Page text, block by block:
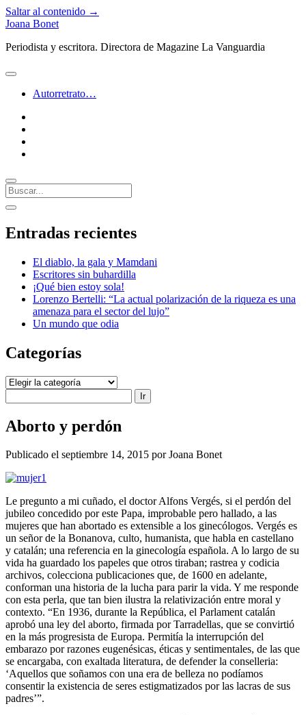
Saltar al contenido →
Joana Bonet
Periodista y escritora. Directora de Magazine La Vanguardia
abrir
Autorretrato…
Buscar
Barra
lateral
abrir
lateral
Entradas recientes
El diablo, la gala y Mamdani
Escritores sin buhardilla
¡Qué bien estoy sola!
Lorenzo Bertelli: “La actual polarización de la riqueza es una
amenaza para el sector del lujo”
Un mundo que odia
Categorías
Categorías
Aborto y perdón
Publicado el septiembre 14, 2015 por Joana Bonet
Le pregunto a mi cuñado, el doctor Alfons Vergés, si el perdón del
jubileo concedido por este Papa, improbable pero hallado, a las
mujeres que han abortado es extensible a los ginecólogos. Vergés es
un señor de la Bonanova, culto, humanista, que habla en castellano
y catalán; una referencia en la ginecología española. A lo largo de su
vida ha guardado los papeles que otros tiraban; rastrea y codicia
archivos, colecciona publicaciones que, de 1600 en adelante,
conforman una historia de la lucha para parir la vida. Y me responde
con esta perla, que tan bien ilustra la relativización entre moral y
contexto. “En 1936, durante la República, el Parlament catalán
aprobó una ley del aborto, firmada por Tarradellas, que se convirtió
en la más progresista de Europa. Permitía la interrupción del
embarazo por razones eugenésicas, éticas y sentimentales, de las que
se encargaba, con exaltada literatura, de defender la conselleria:
‘Aquellos que soñamos con una era de belleza no podíamos
consentir la existencia de seres estigmatizados por las lacras de sus
padres’”.